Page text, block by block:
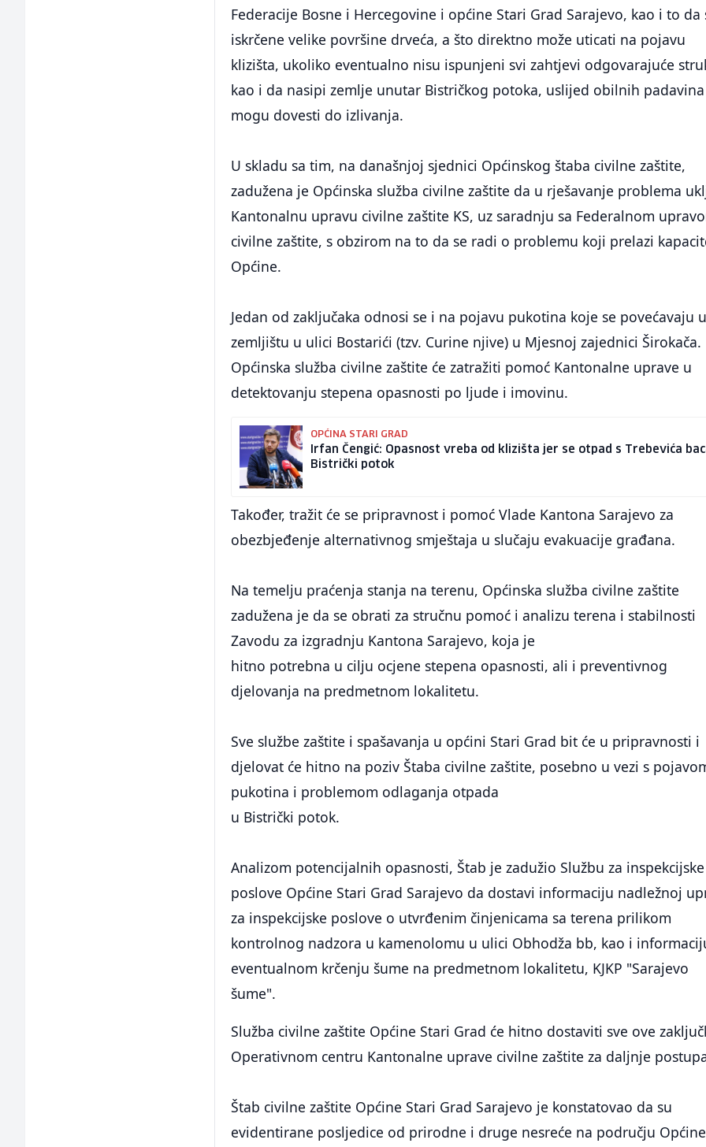
Federacije Bosne i Hercegovine i općine Stari Grad Sarajevo, kao i to da
iskrčene velike površine drveća, a što direktno može uticati na pojavu
klizišta, ukoliko eventualno nisu ispunjeni svi zahtjevi odgovarajuće
kao i da nasipi zemlje unutar Bistričkog potoka, uslijed obilnih padavina
mogu dovesti do izlivanja.
U skladu sa tim, na današnjoj sjednici Općinskog štaba civilne zaštite,
zadužena je Općinska služba civilne zaštite da u rješavanje problema
Kantonalnu upravu civilne zaštite KS, uz saradnju sa Federalnom
civilne zaštite, s obzirom na to da se radi o problemu koji prelazi
Općine.
Jedan od zaključaka odnosi se i na pojavu pukotina koje se povećavaju u
zemljištu u ulici Bostarići (tzv. Curine njive) u Mjesnoj zajednici Širokača.
Općinska služba civilne zaštite će zatražiti pomoć Kantonalne uprave u
detektovanju stepena opasnosti po ljude i imovinu.
OPĆINA STARI GRAD
Irfan Čengić: Opasnost vreba od klizišta jer se otpad s Trebevića
Bistrički potok
Također, tražit će se pripravnost i pomoć Vlade Kantona Sarajevo za
obezbjeđenje alternativnog smještaja u slučaju evakuacije građana.
Na temelju praćenja stanja na terenu, Općinska služba civilne zaštite
zadužena je da se obrati za stručnu pomoć i analizu terena i stabilnosti
Zavodu za izgradnju Kantona Sarajevo, koja je
hitno potrebna u cilju ocjene stepena opasnosti, ali i preventivnog
djelovanja na predmetnom lokalitetu.
Sve službe zaštite i spašavanja u općini Stari Grad bit će u pripravnosti i
djelovat će hitno na poziv Štaba civilne zaštite, posebno u vezi s
pukotina i problemom odlaganja otpada
u Bistrički potok.
Analizom potencijalnih opasnosti, Štab je zadužio Službu za inspekcijske
poslove Općine Stari Grad Sarajevo da dostavi informaciju nadležnoj
za inspekcijske poslove o utvrđenim činjenicama sa terena prilikom
kontrolnog nadzora u kamenolomu u ulici Obhodža bb, kao i
eventualnom krčenju šume na predmetnom lokalitetu, KJKP "Sarajevo
šume".
Služba civilne zaštite Općine Stari Grad će hitno dostaviti sve ove
Operativnom centru Kantonalne uprave civilne zaštite za daljnje
Štab civilne zaštite Općine Stari Grad Sarajevo je konstatovao da su
evidentirane posljedice od prirodne i druge nesreće na području